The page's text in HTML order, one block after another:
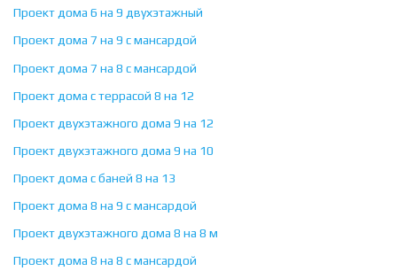
Проект дома 6 на 9 двухэтажный
Проект дома 7 на 9 с мансардой
Проект дома 7 на 8 с мансардой
Проект дома с террасой 8 на 12
Проект двухэтажного дома 9 на 12
Проект двухэтажного дома 9 на 10
Проект дома с баней 8 на 13
Проект дома 8 на 9 с мансардой
Проект двухэтажного дома 8 на 8 м
Проект дома 8 на 8 с мансардой